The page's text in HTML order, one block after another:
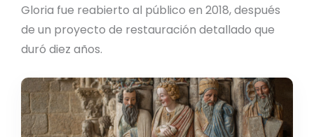
Gloria fue reabierto al público en 2018, después
de un proyecto de restauración detallado que
duró diez años.